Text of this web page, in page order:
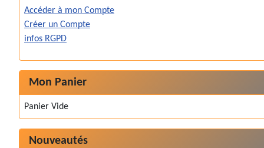
Accéder à mon Compte
Créer un Compte
infos RGPD
Mon Panier
Panier Vide
Nouveautés